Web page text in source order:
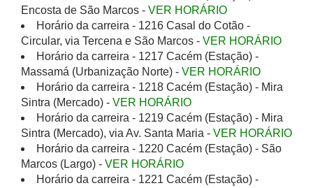
Encosta de São Marcos - VER HORÁRIO
Horário da carreira - 1216 Casal do Cotão -
Circular, via Tercena e São Marcos - VER HORÁRIO
Horário da carreira - 1217 Cacém (Estação) -
Massamá (Urbanização Norte) - VER HORÁRIO
Horário da carreira - 1218 Cacém (Estação) - Mira
Sintra (Mercado) - VER HORÁRIO
Horário da carreira - 1219 Cacém (Estação) - Mira
Sintra (Mercado), via Av. Santa Maria - VER HORÁRIO
Horário da carreira - 1220 Cacém (Estação) - São
Marcos (Largo) - VER HORÁRIO
Horário da carreira - 1221 Cacém (Estação) -